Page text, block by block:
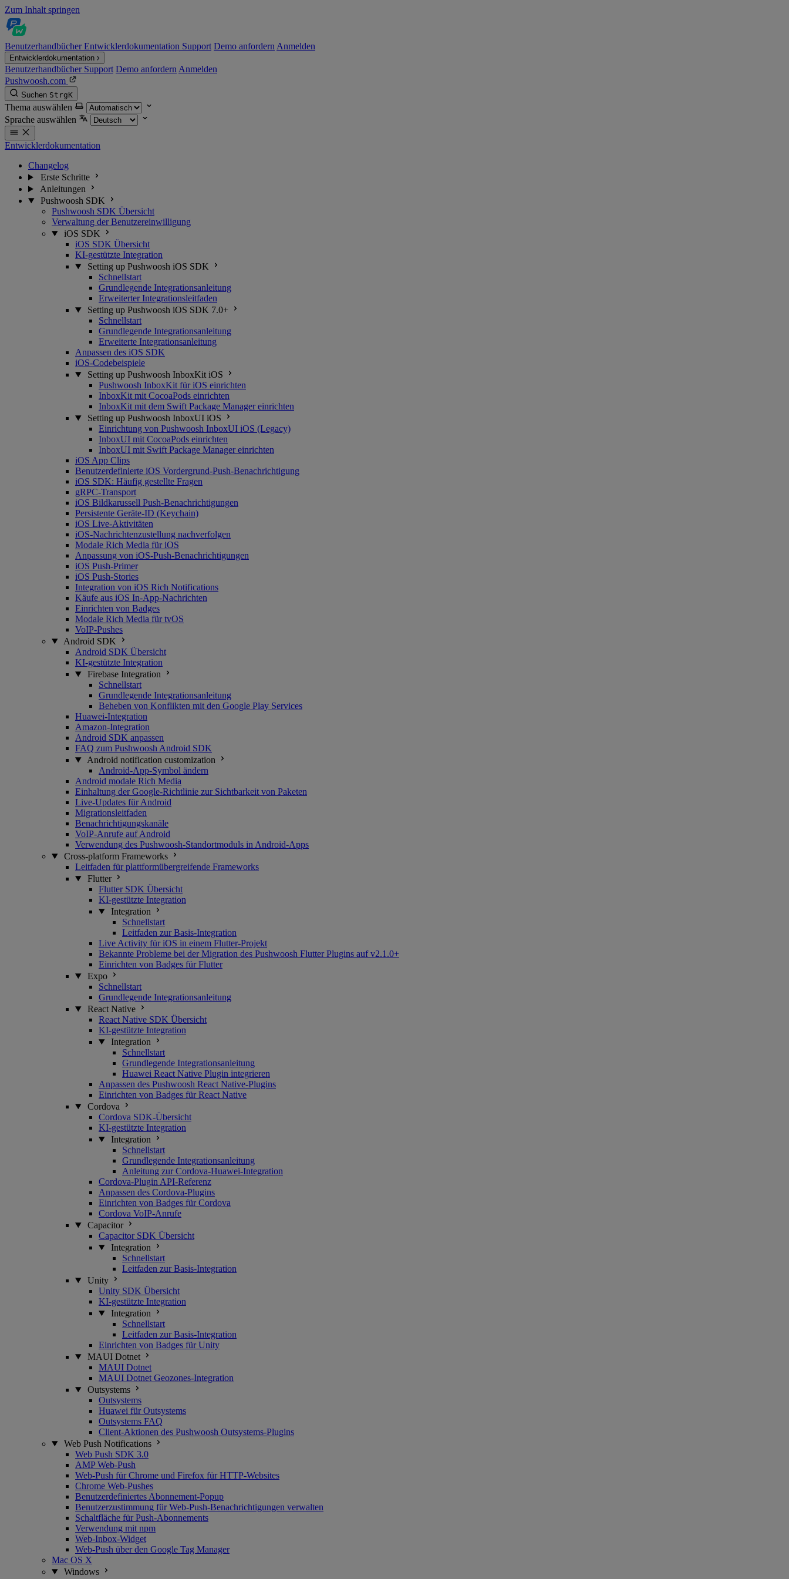
Zum Inhalt springen
BenutzerhandbücherEntwicklerdokumentation Support Demo anfordern Anmelden
Entwicklerdokumentation
Benutzerhandbücher Support Demo anfordern Anmelden
Pushwoosh.com
Suchen StrgK
Thema auswählen
Sprache auswählen
Entwicklerdokumentation
Changelog
Erste Schritte
Anleitungen
Pushwoosh SDK
Pushwoosh SDK Übersicht
Verwaltung der Benutzereinwilligung
iOS SDK
iOS SDK Übersicht
KI-gestützte Integration
Setting up Pushwoosh iOS SDK
Schnellstart
Grundlegende Integrationsanleitung
Erweiterter Integrationsleitfaden
Setting up Pushwoosh iOS SDK 7.0+
Schnellstart
Grundlegende Integrationsanleitung
Erweiterte Integrationsanleitung
Anpassen des iOS SDK
iOS-Codebeispiele
Setting up Pushwoosh InboxKit iOS
Pushwoosh InboxKit für iOS einrichten
InboxKit mit CocoaPods einrichten
InboxKit mit dem Swift Package Manager einrichten
Setting up Pushwoosh InboxUI iOS
Einrichtung von Pushwoosh InboxUI iOS (Legacy)
InboxUI mit CocoaPods einrichten
InboxUI mit Swift Package Manager einrichten
iOS App Clips
Benutzerdefinierte iOS Vordergrund-Push-Benachrichtigung
iOS SDK: Häufig gestellte Fragen
gRPC-Transport
iOS Bildkarussell Push-Benachrichtigungen
Persistente Geräte-ID (Keychain)
iOS Live-Aktivitäten
iOS-Nachrichtenzustellung nachverfolgen
Modale Rich Media für iOS
Anpassung von iOS-Push-Benachrichtigungen
iOS Push-Primer
iOS Push-Stories
Integration von iOS Rich Notifications
Käufe aus iOS In-App-Nachrichten
Einrichten von Badges
Modale Rich Media für tvOS
VoIP-Pushes
Android SDK
Android SDK Übersicht
KI-gestützte Integration
Firebase Integration
Schnellstart
Grundlegende Integrationsanleitung
Beheben von Konflikten mit den Google Play Services
Huawei-Integration
Amazon-Integration
Android SDK anpassen
FAQ zum Pushwoosh Android SDK
Android notification customization
Android-App-Symbol ändern
Android modale Rich Media
Einhaltung der Google-Richtlinie zur Sichtbarkeit von Paketen
Live-Updates für Android
Migrationsleitfaden
Benachrichtigungskanäle
VoIP-Anrufe auf Android
Verwendung des Pushwoosh-Standortmoduls in Android-Apps
Cross-platform Frameworks
Leitfaden für plattformübergreifende Frameworks
Flutter
Flutter SDK Übersicht
KI-gestützte Integration
Integration
Schnellstart
Leitfaden zur Basis-Integration
Live Activity für iOS in einem Flutter-Projekt
Bekannte Probleme bei der Migration des Pushwoosh Flutter Plugins auf v2.1.0+
Einrichten von Badges für Flutter
Expo
Schnellstart
Grundlegende Integrationsanleitung
React Native
React Native SDK Übersicht
KI-gestützte Integration
Integration
Schnellstart
Grundlegende Integrationsanleitung
Huawei React Native Plugin integrieren
Anpassen des Pushwoosh React Native-Plugins
Einrichten von Badges für React Native
Cordova
Cordova SDK-Übersicht
KI-gestützte Integration
Integration
Schnellstart
Grundlegende Integrationsanleitung
Anleitung zur Cordova-Huawei-Integration
Cordova-Plugin API-Referenz
Anpassen des Cordova-Plugins
Einrichten von Badges für Cordova
Cordova VoIP-Anrufe
Capacitor
Capacitor SDK Übersicht
Integration
Schnellstart
Leitfaden zur Basis-Integration
Unity
Unity SDK Übersicht
KI-gestützte Integration
Integration
Schnellstart
Leitfaden zur Basis-Integration
Einrichten von Badges für Unity
MAUI Dotnet
MAUI Dotnet
MAUI Dotnet Geozones-Integration
Outsystems
Outsystems
Huawei für Outsystems
Outsystems FAQ
Client-Aktionen des Pushwoosh Outsystems-Plugins
Web Push Notifications
Web Push SDK 3.0
AMP Web-Push
Web-Push für Chrome und Firefox für HTTP-Websites
Chrome Web-Pushes
Benutzerdefiniertes Abonnement-Popup
Benutzerzustimmung für Web-Push-Benachrichtigungen verwalten
Schaltfläche für Push-Abonnements
Verwendung mit npm
Web-Inbox-Widget
Web-Push über den Google Tag Manager
Mac OS X
Windows